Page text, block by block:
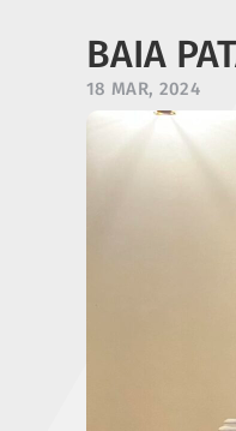
BAIA
18 MAR, 2024